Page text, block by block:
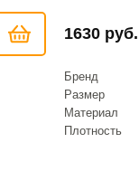
1630 руб.
Бренд
Размер
Материал
Плотность